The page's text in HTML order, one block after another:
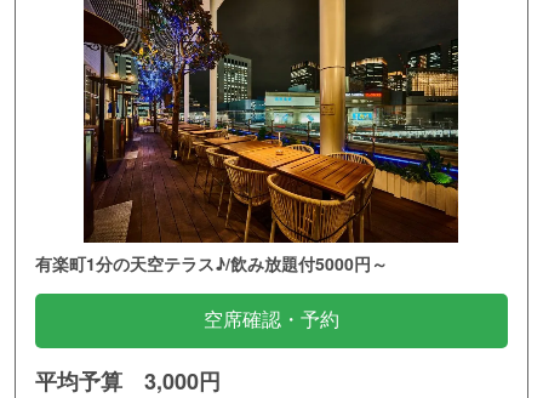
有楽町1分の天空テラス♪/飲み放題付5000円～
空席確認・予約
平均予算 3,000円